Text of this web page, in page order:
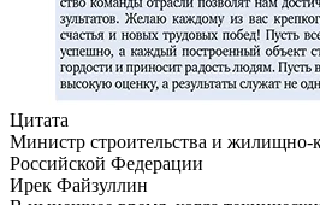
Цитата
Министр строительства и жилищно-
Российской Федерации
Ирек Файзуллин